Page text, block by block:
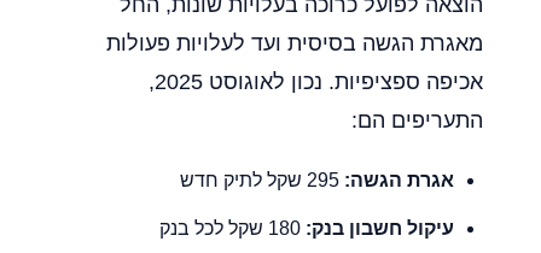
הוצאה לפועל כרוכה בעלויות שונות, החל
מאגרת הגשה בסיסית ועד לעלויות פעולות
אכיפה ספציפיות. נכון לאוגוסט 2025,
התעריפים הם:
אגרת הגשה:
עיקול חשבון בנק: